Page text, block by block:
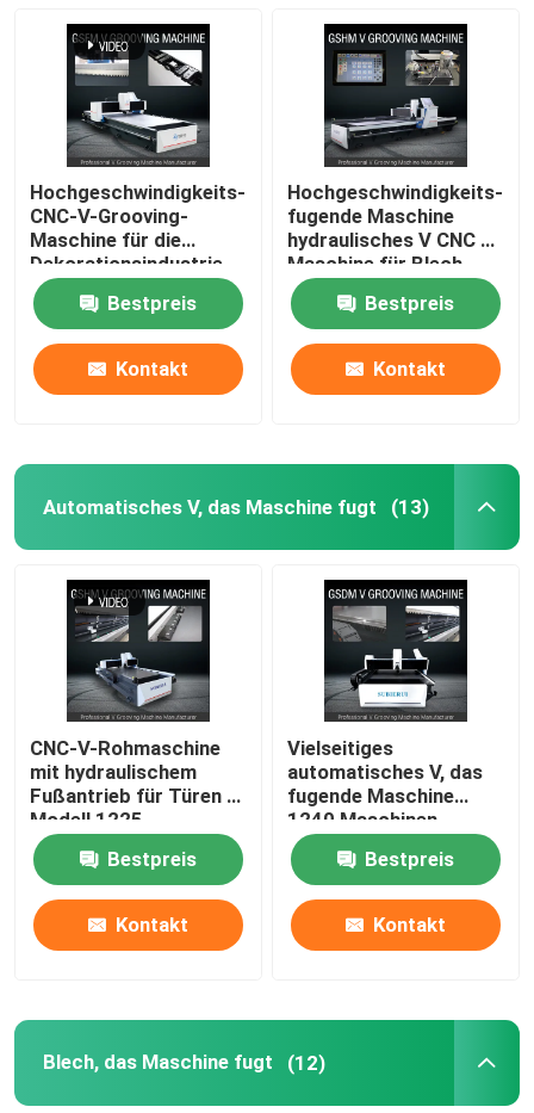
Produkte
Über uns
Fabrik-Ausflug
Qualitätskontrolle
Fordern Sie ein Zitat
Hochgeschwindigkeitsv, das Maschine fugt
Fugende Maschine CNC V
Automatisches V, das Maschine fugt
Hochgeschwindigkeits-
CNC-V-Grooving-
Maschine für die
Dekorationsindustrie
aus Edelstahl - Modell
1225
Bestpreis
Kontakt
Hochgeschwindigkeits-
fugende Maschine
hydraulisches V CNC V
Maschine für Blech
1225 fugend
Bestpreis
Kontakt
Automatisches V, das Maschine fugt (13)
CNC-V-Rohmaschine
mit hydraulischem
Fußantrieb für Türen -
Modell 1225
Bestpreis
Kontakt
Vielseitiges
automatisches V, das
fugende Maschine
1240 Maschinen-
Edelstahl Cnc V fugt
Bestpreis
Kontakt
Blech, das Maschine fugt (12)